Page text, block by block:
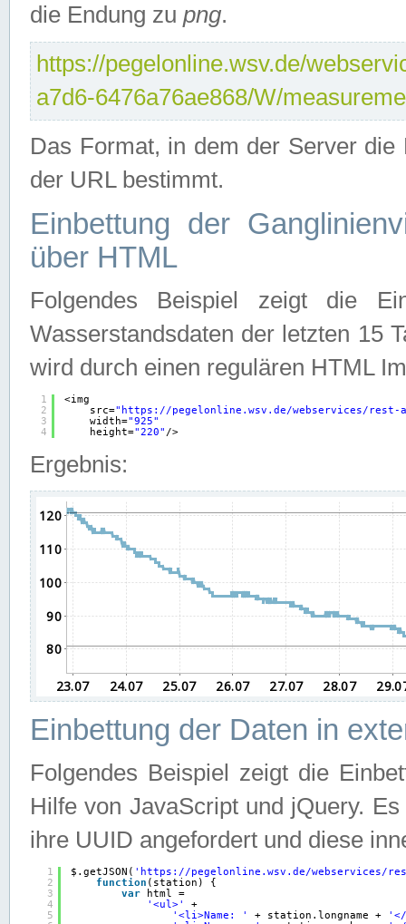
die Endung zu png.
https://pegelonline.wsv.de/
a7d6-6476a76ae868/W/
Das Format, in dem der Server
der URL bestimmt.
Einbettung der
über HTML
Folgendes Beispiel zeigt die
Wasserstandsdaten der letzten 15
wird durch einen regulären HTML
1
2
3
4
<img
src=" https://pegelonline.wsv.de/webservices/rest-
width="925"
height="220" />
Ergebnis:
Einbettung der Daten in
Folgendes Beispiel zeigt die
Hilfe von JavaScript und jQuery.
ihre UUID angefordert und diese
1
2
3
4
5
$.getJSON( ' https://pegelonline.wsv.de/webservices/
function (station) {
var
html =
'<ul>'
+
'<li>Name: '
+ station.longname +